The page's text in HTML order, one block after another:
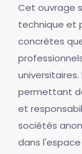
Cet ouvrage
technique et
concrètes
permettant
et
sociétés
dans l'espace